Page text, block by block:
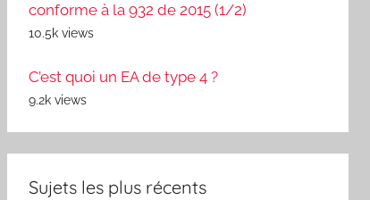
conforme à la 932 de 2015 (1/2)
10.5k views
C’est quoi un EA de type 4 ?
9.2k views
Sujets les plus récents